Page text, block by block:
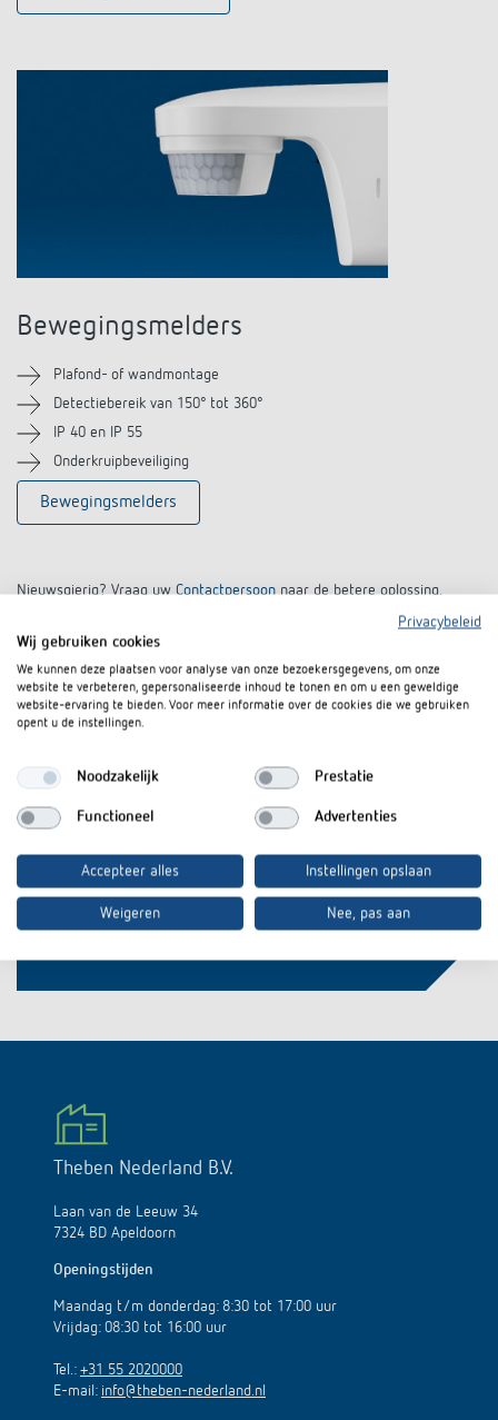
Impulsrelais: licht eenvoudig, efficiënt en
voordelig schakelen
Bewegingsmelders
Plafond- of wandmontage
Detectiebereik van 150° tot 360°
IP 40 en IP 55
Onderkruipbeveiliging
Bewegingsmelders
Nieuwsgierig? Vraag uw Contactpersoon naar de betere oplossing.
Geïnteresseerd in onze
productinformatie?
Blijf op de hoogte!
Theben Nederland B.V.
Laan van de Leeuw 34
7324 BD Apeldoorn
Openingstijden
Maandag t/m donderdag: 8:30 tot 17:00 uur
Vrijdag: 08:30 tot 16:00 uur
Tel.: +31 55 2020000
E-mail: info@theben-nederland.nl
Privacybeleid
Wij gebruiken cookies
We kunnen deze plaatsen voor analyse van onze bezoekersgegevens, om onze
website te verbeteren, gepersonaliseerde inhoud te tonen en om u een geweldige
website-ervaring te bieden. Voor meer informatie over de cookies die we gebruiken
opent u de instellingen.
Noodzakelijk Prestatie
Functioneel Advertenties
Accepteer alles Instellingen opslaan
Weigeren Nee, pas aan